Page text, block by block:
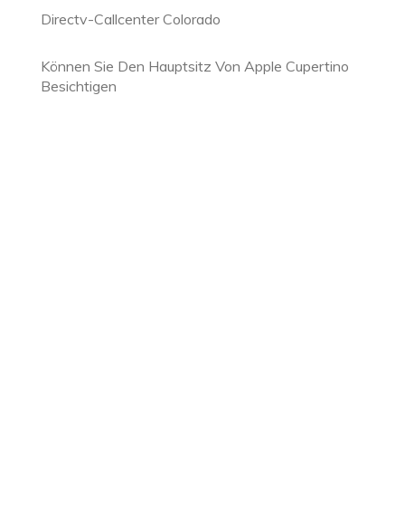
Directv-Callcenter Colorado
Können Sie Den Hauptsitz Von Apple Cupertino
Besichtigen